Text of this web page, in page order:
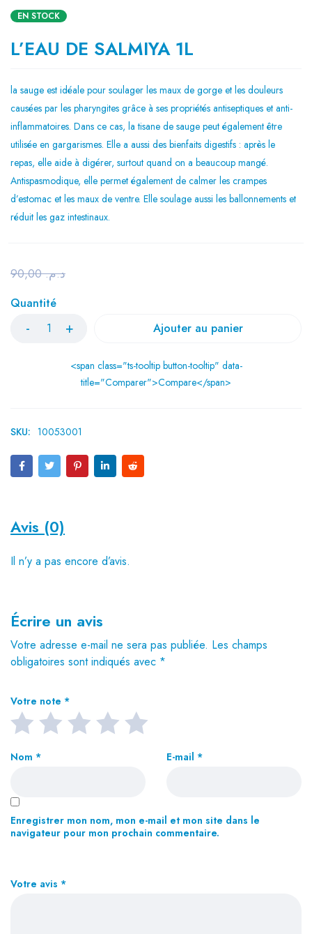
EN STOCK
L’EAU DE SALMIYA 1L
la sauge est idéale pour soulager les maux de gorge et les douleurs
causées par les pharyngites grâce à ses propriétés antiseptiques et anti-
inflammatoires. Dans ce cas, la tisane de sauge peut également être
utilisée en gargarismes. Elle a aussi des bienfaits digestifs : après le
repas, elle aide à digérer, surtout quand on a beaucoup mangé.
Antispasmodique, elle permet également de calmer les crampes
d’estomac et les maux de ventre. Elle soulage aussi les ballonnements et
réduit les gaz intestinaux.
د.م.90,00
Quantité
Ajouter au panier
<span class="ts-tooltip button-tooltip" data-
title="Comparer">Compare</span>
SKU: 10053001
Avis (0)
Il n’y a pas encore d’avis.
Écrire un avis
Votre adresse e-mail ne sera pas publiée. Les champs
obligatoires sont indiqués avec *
Votre note *
Votre avis *
Nom * E-mail *
Enregistrer mon nom, mon e-mail et mon site dans le
navigateur pour mon prochain commentaire.